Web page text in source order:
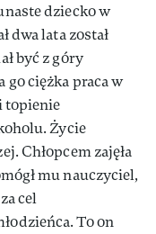
dziecko w
dwa lata został
być z góry
go ciężka praca w
topienie
Życie
Chłopcem zajęła
mu nauczyciel,
cel
To on